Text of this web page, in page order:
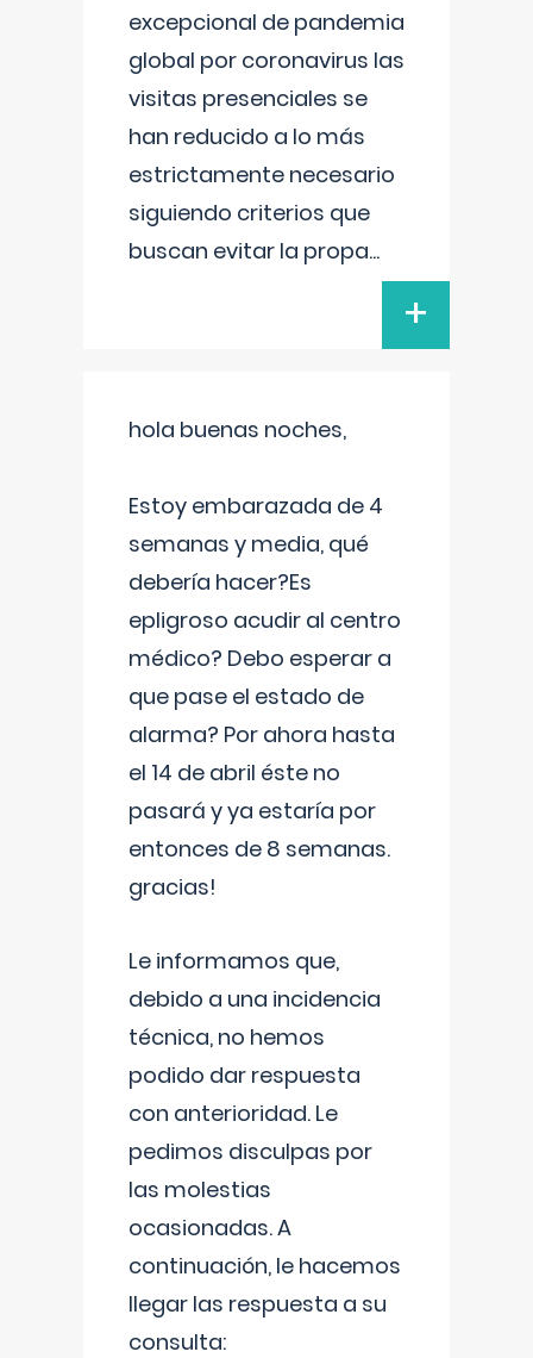
excepcional de pandemia
global por coronavirus las
visitas presenciales se
han reducido a lo más
estrictamente necesario
siguiendo criterios que
buscan evitar la propa...
+
hola buenas noches,
Estoy embarazada de 4
semanas y media, qué
debería hacer?Es
epligroso acudir al centro
médico? Debo esperar a
que pase el estado de
alarma? Por ahora hasta
el 14 de abril éste no
pasará y ya estaría por
entonces de 8 semanas.
gracias!
Le informamos que,
debido a una incidencia
técnica, no hemos
podido dar respuesta
con anterioridad. Le
pedimos disculpas por
las molestias
ocasionadas. A
continuación, le hacemos
llegar las respuesta a su
consulta: